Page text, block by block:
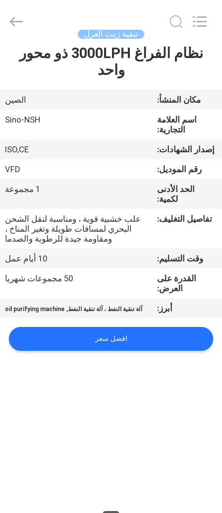
الصفحة
منتجات
معلومات
عنا
جولة
المعمل
الجودة
أخبار
Manufacture
Reserved.
تنقية زيت العزل
نظام الفراغ 3000LPH ذو محور
واحد
مكان المنشأ:
الصين
اسم العلامة
التجارية:
Sino-NSH
إصدار الشهادات:
ISO,CE
رقم الموديل:
VFD
الحد الأدنى
لكمية:
1 مجموعة
تفاصيل التغليف:
علب خشبية قوية ، ومناسبة لنقل الشحن
البحري لمسافات طويلة وتغير المناخ ،
ومقاومة جيدة للرطوبة والصدما
وقت التسليم:
10 أيام عمل
القدرة على
العرض:
50 مجموعات شهريا
أبرز: آلة تنقية النفط ، آلة تنقية النفط,
oil purifying machine
افضل سعر